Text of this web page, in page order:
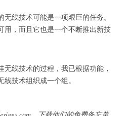
线技术可能是一项艰巨的任务。
用，而且它也是一个不断推出新技
线技术的过程，我已根据功能，
技术组织成一个组。